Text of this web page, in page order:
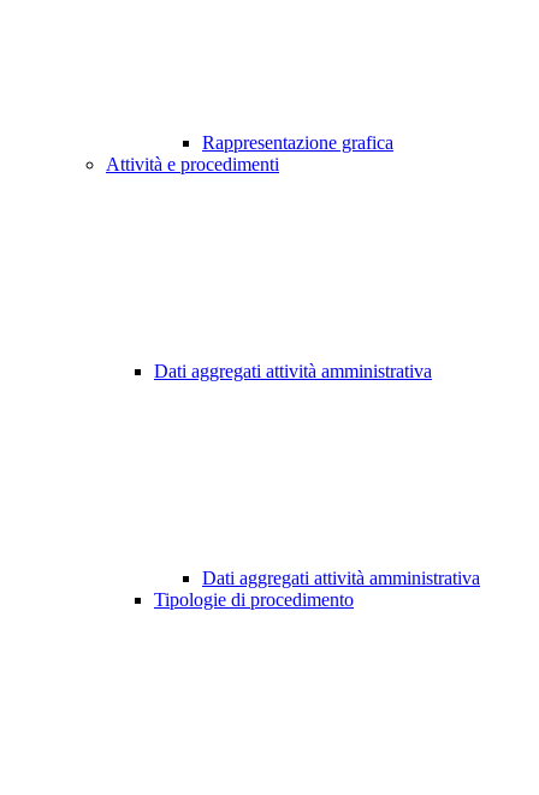
Rappresentazione grafica
Attività e procedimenti
Dati aggregati attività amministrativa
Dati aggregati attività amministrativa
Tipologie di procedimento